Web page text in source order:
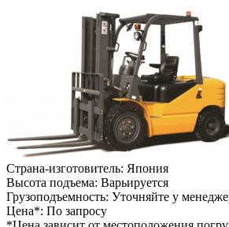
Страна-изготовитель: Япония
Высота подъема: Варьируется
Грузоподъемность: Уточняйте у
Цена*: По запросу